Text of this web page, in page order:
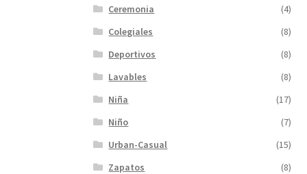
Ceremonia
(4)
Colegiales
(8)
Deportivos
(8)
Lavables
(8)
Niña
(17)
Niño
(7)
Urban-Casual
(15)
Zapatos
(8)